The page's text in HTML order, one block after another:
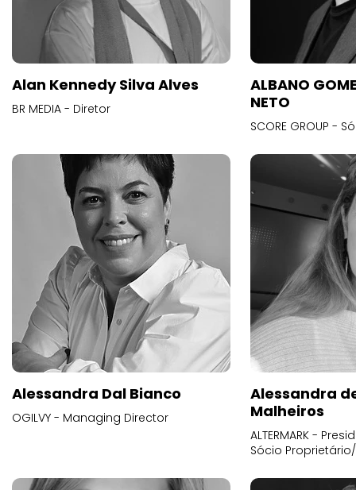
Alan Kennedy Silva Alves
BR MEDIA - Diretor
ALBANO
NETO
SCORE GROUP -
Alessandra Dal Bianco
OGILVY - Managing Director
Alessandra
Malheiros
ALTERMARK -
Sócio